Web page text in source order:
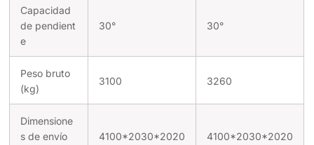
Capacidad
de pendient
e
30° 30°
Peso bruto
(kg)
3100 3260
Dimensione
s de envío
4100*2030*2020 4100*2030*2020